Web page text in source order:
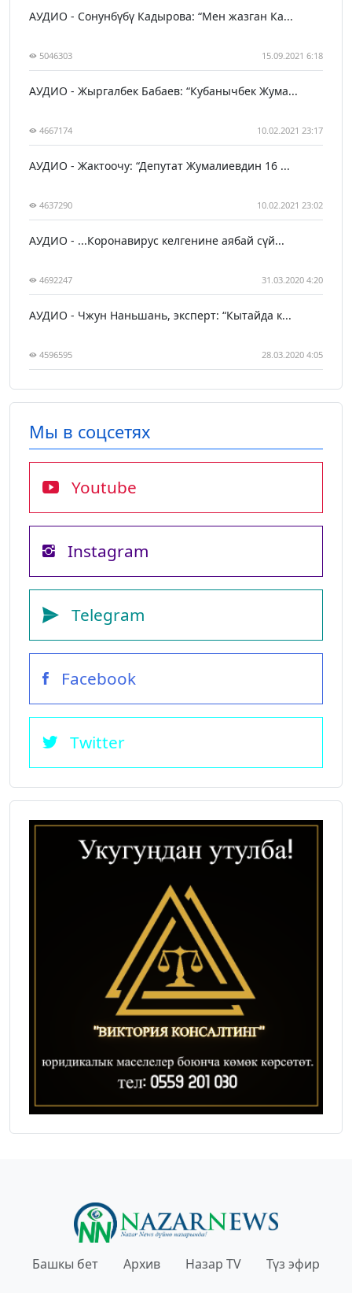
АУДИО - Сонунбүбү Кадырова: “Мен жазган Ка...
5046303 15.09.2021 6:18
АУДИО - Жыргалбек Бабаев: “Кубанычбек Жума...
4667174 10.02.2021 23:17
АУДИО - Жактоочу: “Депутат Жумалиевдин 16 ...
4637290 10.02.2021 23:02
АУДИО - ...Коронавирус келгенине аябай сүй...
4692247 31.03.2020 4:20
АУДИО - Чжун Наньшань, эксперт: “Кытайда к...
4596595 28.03.2020 4:05
Мы в соцсетях
Youtube
Instagram
Telegram
Facebook
Twitter
Башкы бет Архив Назар TV Түз эфир